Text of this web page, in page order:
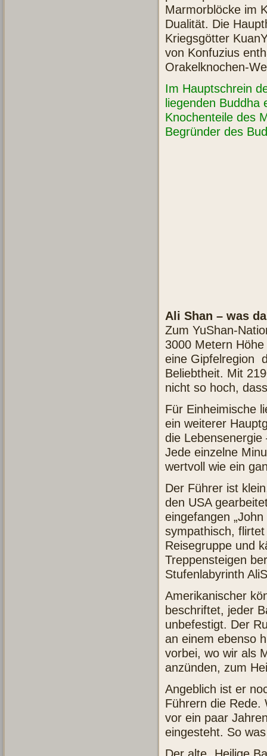
Marmorblöcke im
Dualität. Die
Kriegsgötter
von Konfuzius
Orakelknochen-
Im Hauptschrein
liegenden Buddha
Knochenteile des
Begründer des
Ali Shan – was
Zum YuShan-
3000 Metern
eine Gipfelregion
Beliebtheit. Mit
nicht so hoch,
Für Einheimische
ein weiterer
die
Jede einzelne
wertvoll wie ein
Der Führer ist
den USA
eingefangen
sympathisch,
Reisegruppe und
Treppensteigen
Stufenlabyrinth
Amerikanischer
beschriftet, jeder
unbefestigt. Der
an einem ebenso
vorbei, wo wir als
anzünden, zum
Angeblich ist er
Führern die Rede.
vor ein paar
eingesteht. So